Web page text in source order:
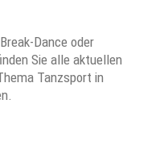
Dance oder
Sie alle aktuellen
Tanzsport in